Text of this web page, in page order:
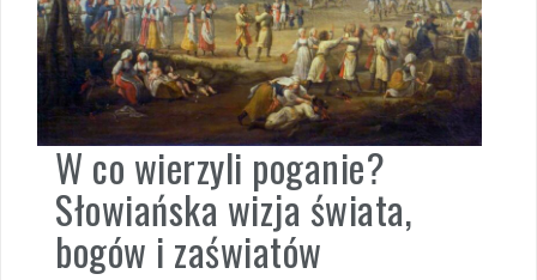
W co wierzyli poganie?
Słowiańska wizja świata,
bogów i zaświatów